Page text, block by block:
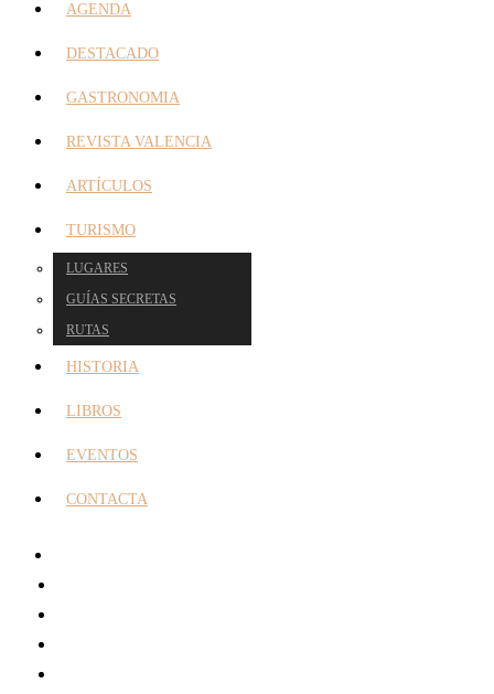
AGENDA
DESTACADO
GASTRONOMIA
REVISTA VALENCIA
ARTÍCULOS
TURISMO
LUGARES
GUÍAS SECRETAS
RUTAS
HISTORIA
LIBROS
EVENTOS
CONTACTA